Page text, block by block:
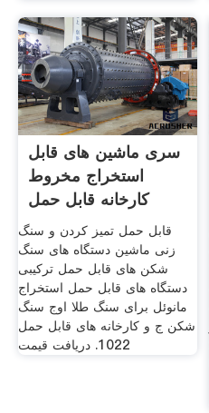
سری ماشین های قابل
استخراج مخروط
کارخانه قابل حمل
قابل حمل تمیز کردن و سنگ
زنی ماشین دستگاه های سنگ
شکن های قابل حمل ترکیبی
دستگاه های قابل حمل استخراج
مانوئل برای سنگ طلا اوج سنگ
شکن ج و کارخانه های قابل حمل
1022. دریافت قیمت